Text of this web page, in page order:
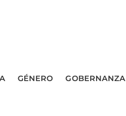
GÉNERO GOBERNANZA